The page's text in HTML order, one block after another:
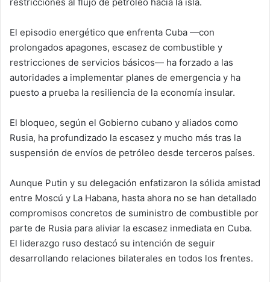
restricciones al flujo de petróleo hacia la isla.
El episodio energético que enfrenta Cuba —con
prolongados apagones, escasez de combustible y
restricciones de servicios básicos— ha forzado a las
autoridades a implementar planes de emergencia y ha
puesto a prueba la resiliencia de la economía insular.
El bloqueo, según el Gobierno cubano y aliados como
Rusia, ha profundizado la escasez y mucho más tras la
suspensión de envíos de petróleo desde terceros países.
Aunque Putin y su delegación enfatizaron la sólida amistad
entre Moscú y La Habana, hasta ahora no se han detallado
compromisos concretos de suministro de combustible por
parte de Rusia para aliviar la escasez inmediata en Cuba.
El liderazgo ruso destacó su intención de seguir
desarrollando relaciones bilaterales en todos los frentes.